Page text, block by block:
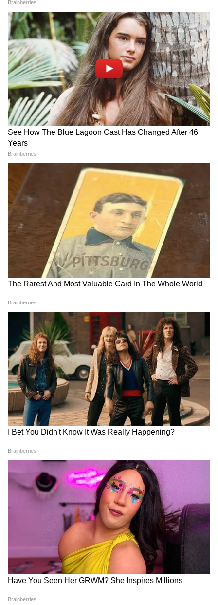
सड़क हादसे में Atiq Ahmed के बेटे अबान
अहमद की दर्दनाक मौत। Atiq Ahmed Son
Abaan Ahmed Death